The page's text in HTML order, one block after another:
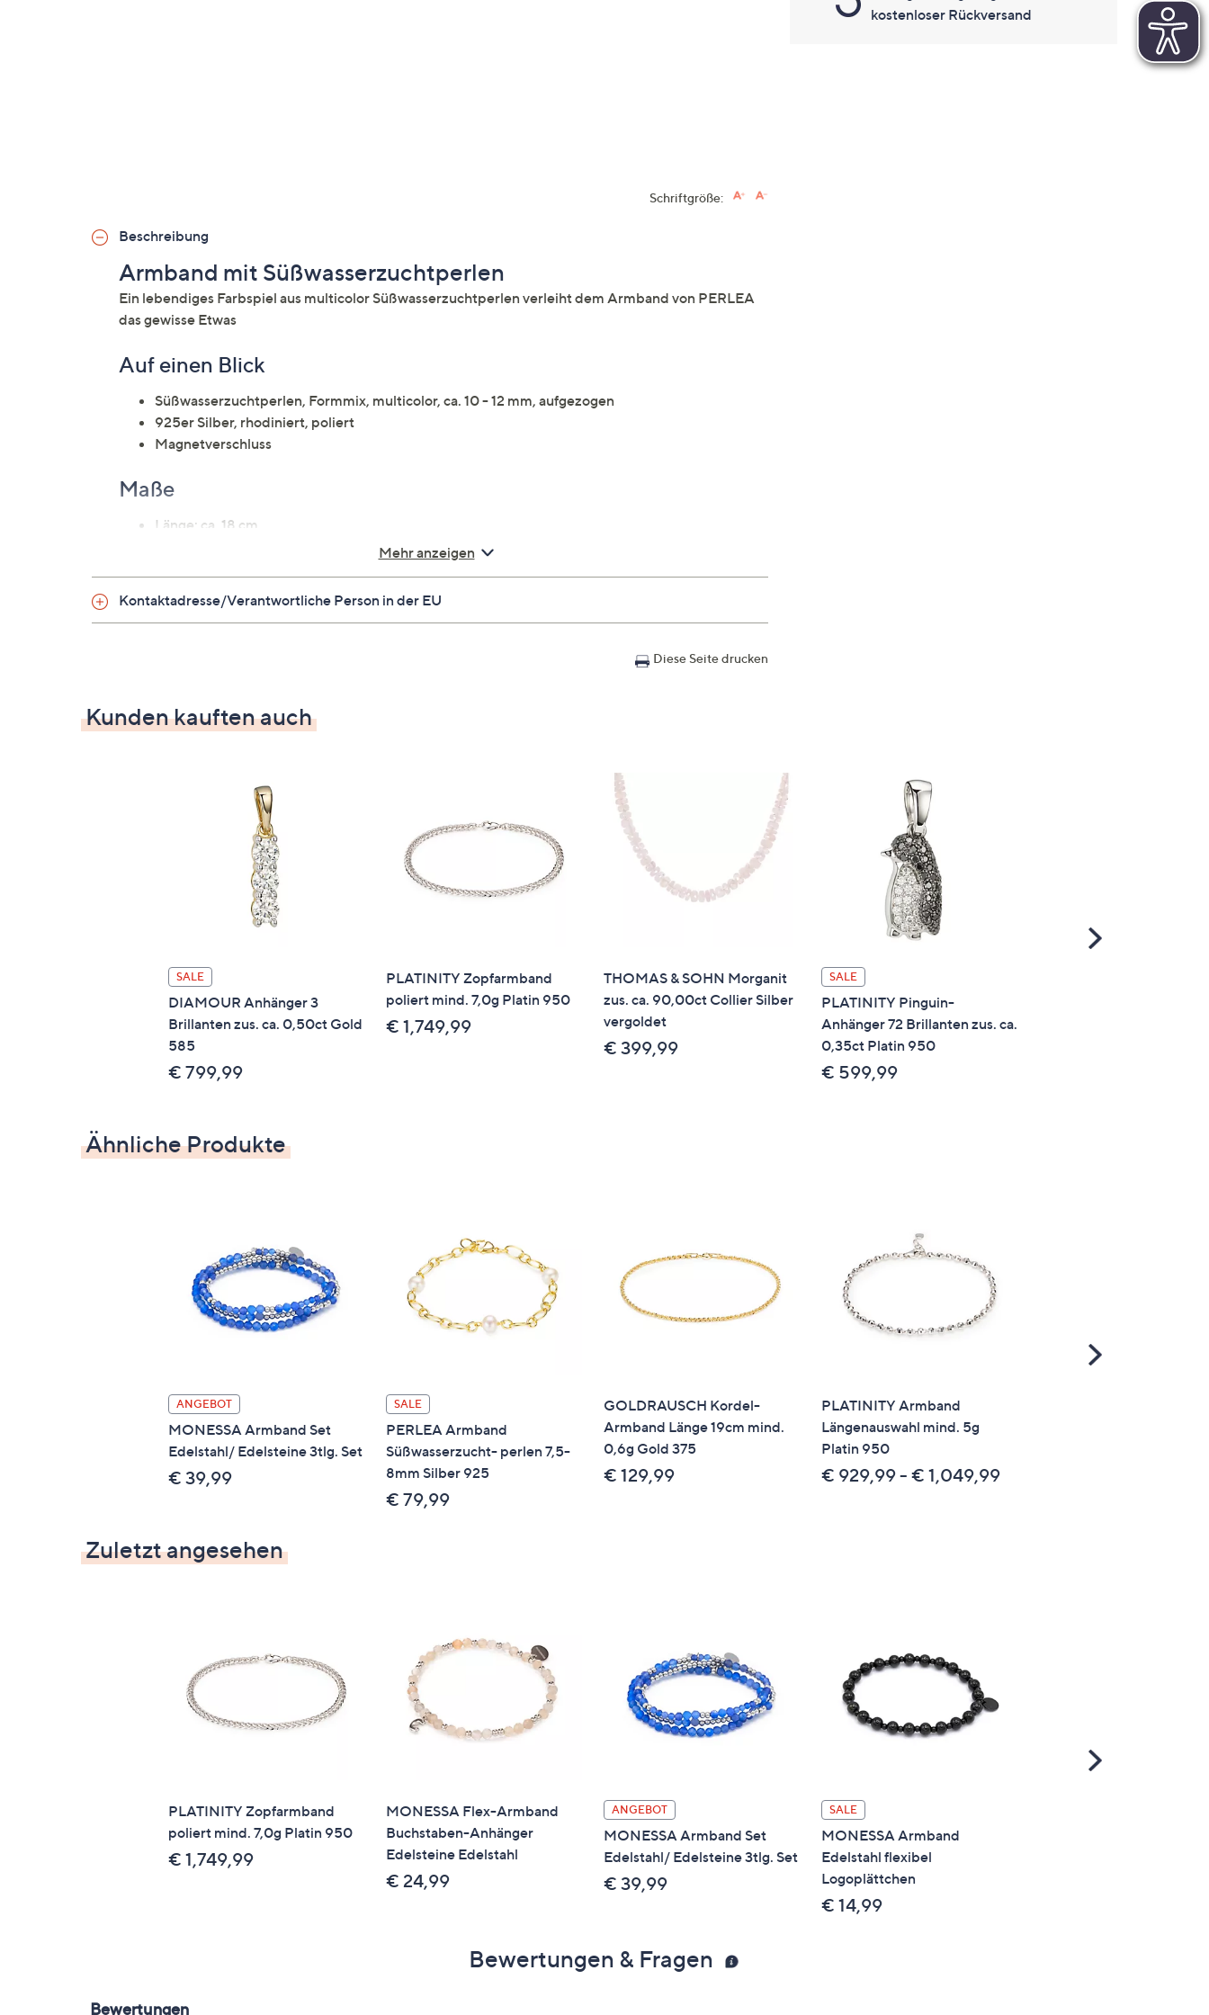
kostenloser Rückversand
Schriftgröße:
Beschreibung
Armband mit Süßwasserzuchtperlen
Ein lebendiges Farbspiel aus multicolor Süßwasserzuchtperlen verleiht dem Armband von PERLEA
das gewisse Etwas
Auf einen Blick
Süßwasserzuchtperlen, Formmix, multicolor, ca. 10 - 12 mm, aufgezogen
925er Silber, rhodiniert, poliert
Magnetverschluss
Maße
Länge: ca. 18 cm
Mehr anzeigen
Kontaktadresse/Verantwortliche Person in der EU
Diese Seite drucken
Kunden kauften auch
SALE
DIAMOUR Anhänger 3
Brillanten zus. ca. 0,50ct Gold
585
€ 799,99
PLATINITY Zopfarmband
poliert mind. 7,0g Platin 950
€ 1,749,99
THOMAS & SOHN Morganit
zus. ca. 90,00ct Collier Silber
vergoldet
€ 399,99
SALE
PLATINITY Pinguin-
Anhänger 72 Brillanten zus. ca.
0,35ct Platin 950
€ 599,99
Scroll
Ähnliche Produkte
ANGEBOT
MONESSA Armband Set
Edelstahl/ Edelsteine 3tlg. Set
€ 39,99
SALE
PERLEA Armband
Süßwasserzucht- perlen 7,5-
8mm Silber 925
€ 79,99
GOLDRAUSCH Kordel-
Armband Länge 19cm mind.
0,6g Gold 375
€ 129,99
PLATINITY Armband
Längenauswahl mind. 5g
Platin 950
€ 929,99 - € 1,049,99
Scroll
Zuletzt angesehen
PLATINITY Zopfarmband
poliert mind. 7,0g Platin 950
€ 1,749,99
MONESSA Flex-Armband
Buchstaben-Anhänger
Edelsteine Edelstahl
€ 24,99
ANGEBOT
MONESSA Armband Set
Edelstahl/ Edelsteine 3tlg. Set
€ 39,99
SALE
MONESSA Armband
Edelstahl flexibel
Logoplättchen
€ 14,99
Scroll
Bewertungen & Fragen